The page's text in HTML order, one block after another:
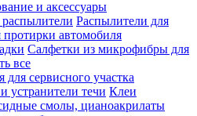
и аксессуары
Распылители для
автомобиля
Салфетки из микрофибры для
все
сервисного участка
устранители течи Клеи
смолы, цианоакрилаты